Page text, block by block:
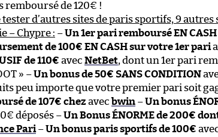
remboursé de 120€ !
tester d’autres sites de paris sportifs, 9
– Chypre : –Un 1er pari remboursé EN
de 100€ EN CASH sur votre 1er pari
de 110€ avec NetBet, dont un 1er pari
» –Un bonus de 50€ SANS CONDITION
peu importe que votre premier pari soit
de 107€ chez avec bwin –Un bonus
déposés –Un Bonus ÉNORME de 200€
Pari–Un bonus paris sportifs de 100€